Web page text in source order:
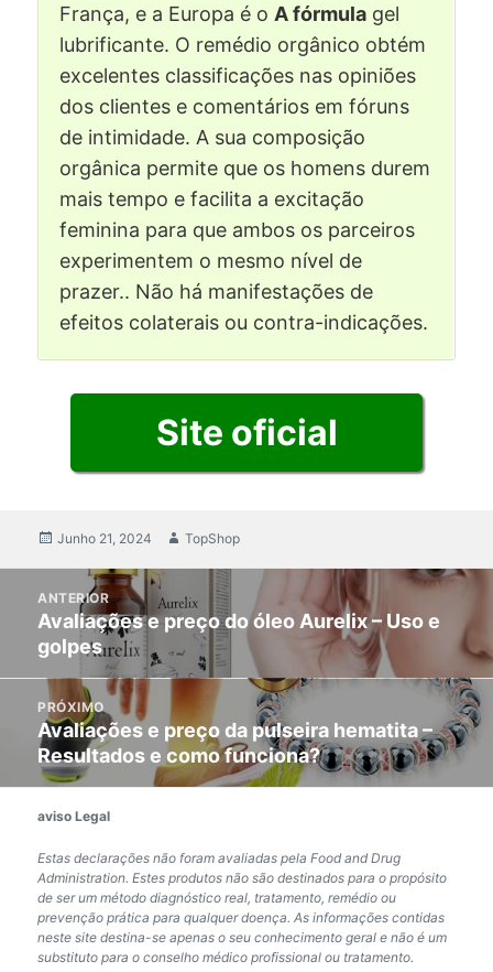
França, e a Europa é oA fórmula gel
lubrificante. O remédio orgânico obtém
excelentes classificações nas opiniões
dos clientes e comentários em fóruns
de intimidade. A sua composição
orgânica permite que os homens durem
mais tempo e facilita a excitação
feminina para que ambos os parceiros
experimentem o mesmo nível de
prazer.. Não há manifestações de
efeitos colaterais ou contra-indicações.
Site oficial
postado
Junho 21, 2024 Autor
TopShop
navegação
ANTERIOR
Postagem
anterior:
Avaliações e preço do óleo Aurelix – Uso e
golpes
PRÓXIMO
próximo
post:
Avaliações e preço da pulseira hematita –
Resultados e como funciona?
aviso Legal
Estas declarações não foram avaliadas pela Food and Drug
Administration. Estes produtos não são destinados para o propósito
de ser um método diagnóstico real, tratamento, remédio ou
prevenção prática para qualquer doença. As informações contidas
neste site destina-se apenas o seu conhecimento geral e não é um
substituto para o conselho médico profissional ou tratamento.